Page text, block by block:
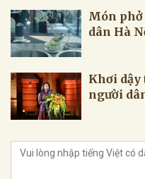
Món phở
dân Hà
Khơi dậy
người